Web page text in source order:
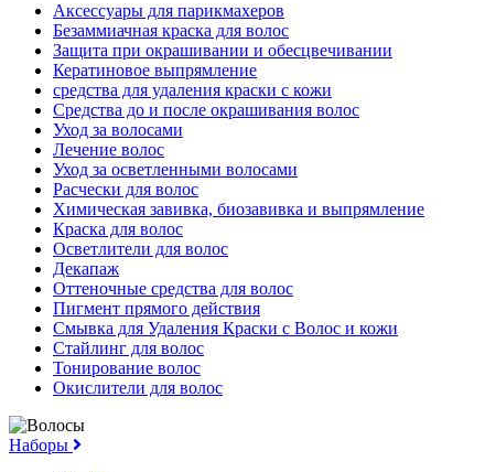
Аксессуары для парикмахеров
Безаммиачная краска для волос
Защита при окрашивании и обесцвечивании
Кератиновое выпрямление
средства для удаления краски с кожи
Средства до и после окрашивания волос
Уход за волосами
Лечение волос
Уход за осветленными волосами
Расчески для волос
Химическая завивка, биозавивка и выпрямление
Краска для волос
Осветлители для волос
Декапаж
Оттеночные средства для волос
Пигмент прямого действия
Смывка для Удаления Краски с Волос и кожи
Стайлинг для волос
Тонирование волос
Окислители для волос
Наборы